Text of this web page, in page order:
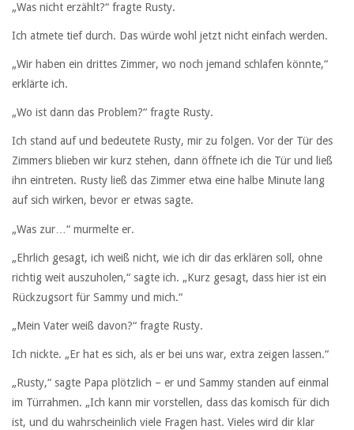
„Was nicht erzählt?“ fragte Rusty.
Ich atmete tief durch. Das würde wohl jetzt nicht einfach werden.
„Wir haben ein drittes Zimmer, wo noch jemand schlafen könnte,“
erklärte ich.
„Wo ist dann das Problem?“ fragte Rusty.
Ich stand auf und bedeutete Rusty, mir zu folgen. Vor der Tür des
Zimmers blieben wir kurz stehen, dann öffnete ich die Tür und ließ
ihn eintreten. Rusty ließ das Zimmer etwa eine halbe Minute lang
auf sich wirken, bevor er etwas sagte.
„Was zur…“ murmelte er.
„Ehrlich gesagt, ich weiß nicht, wie ich dir das erklären soll, ohne
richtig weit auszuholen,“ sagte ich. „Kurz gesagt, dass hier ist ein
Rückzugsort für Sammy und mich.“
„Mein Vater weiß davon?“ fragte Rusty.
Ich nickte. „Er hat es sich, als er bei uns war, extra zeigen lassen.“
„Rusty,“ sagte Papa plötzlich – er und Sammy standen auf einmal
im Türrahmen. „Ich kann mir vorstellen, dass das komisch für dich
ist, und du wahrscheinlich viele Fragen hast. Vieles wird dir klar